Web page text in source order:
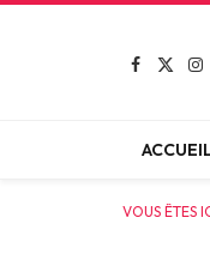
Facebook
X
VOUS ÊTES